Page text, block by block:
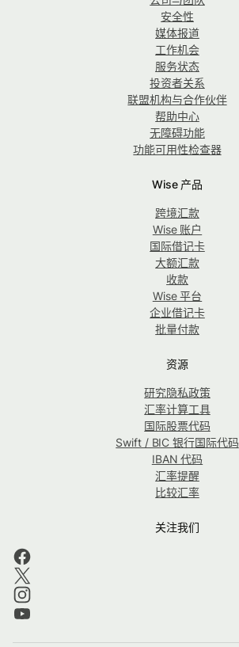
安全性
媒体报道
工作机会
服务状态
投资者关系
联盟机构与合作伙伴
帮助中心
无障碍功能
功能可用性检查器
Wise 产品
跨境汇款
Wise 账户
国际借记卡
大额汇款
收款
Wise 平台
企业借记卡
批量付款
资源
研究隐私政策
汇率计算工具
国际股票代码
Swift / BIC 银行国际代码
IBAN 代码
汇率提醒
比较汇率
关注我们